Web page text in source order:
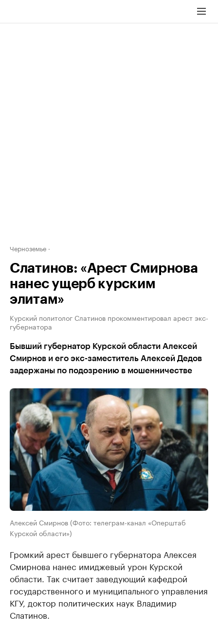
Черноземье
Слатинов: «Арест Смирнова
нанес ущерб курским
элитам»
Курский политолог Слатинов прокомментировал арест экс-
губернатора
Бывший губернатор Курской области Алексей
Смирнов и его экс-заместитель Алексей Дедов
задержаны по подозрению в мошенничестве
Алексей Смирнов (Фото: телеграм-канал «Оперштаб
Курской области»)
Громкий арест бывшего губернатора Алексея
Смирнова нанес имиджевый урон Курской
области. Так считает заведующий кафедрой
государственного и муниципального управления
КГУ, доктор политических наук Владимир
Слатинов.